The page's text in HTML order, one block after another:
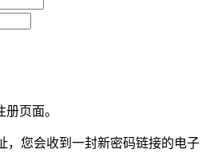
页面。
，您会收到一封新密码链接的电子